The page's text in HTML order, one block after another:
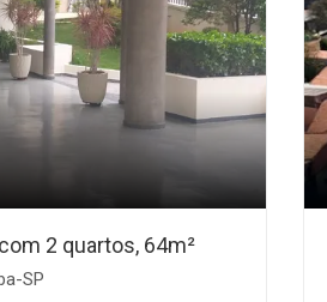
2 quartos, 64m²
SP